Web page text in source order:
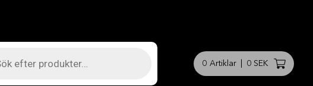
0 Artiklar 0 SEK